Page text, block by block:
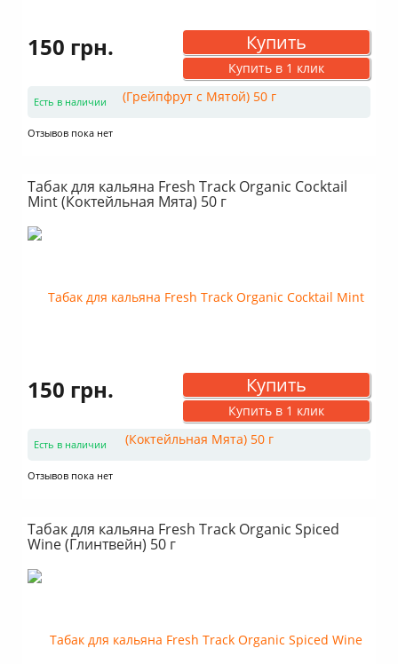
150 грн. Купить
Купить в 1 клик
Есть в наличии
Отзывов пока нет
Табак для кальяна Fresh Track Organic Cocktail
Mint (Коктейльная Мята) 50 г
150 грн. Купить
Купить в 1 клик
Есть в наличии
Отзывов пока нет
Табак для кальяна Fresh Track Organic Spiced
Wine (Глинтвейн) 50 г